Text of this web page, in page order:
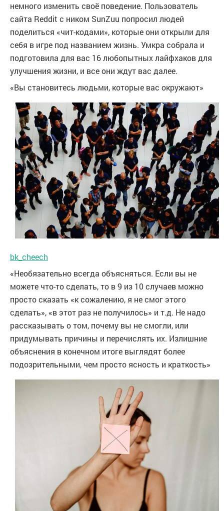
немного изменить своё поведение. Пользователь
сайта Reddit с ником SunZuu попросил людей
поделиться «чит-кодами», которые они открыли для
себя в игре под названием жизнь. Умкра собрала и
подготовила для вас 16 любопытных лайфхаков для
улучшения жизни, и все они ждут вас далее.
«Вы становитесь людьми, которые вас окружают»
bk_cheech
«Необязательно всегда объясняться. Если вы не
можете что-то сделать, то в 9 из 10 случаев можно
просто сказать «к сожалению, я не смог этого
сделать», «в этот раз не получилось» и т.д. Не надо
рассказывать о том, почему вы не смогли, или
придумывать причины и перечислять их. Излишние
объяснения в конечном итоге выглядят более
подозрительными, чем просто ясность и краткость»